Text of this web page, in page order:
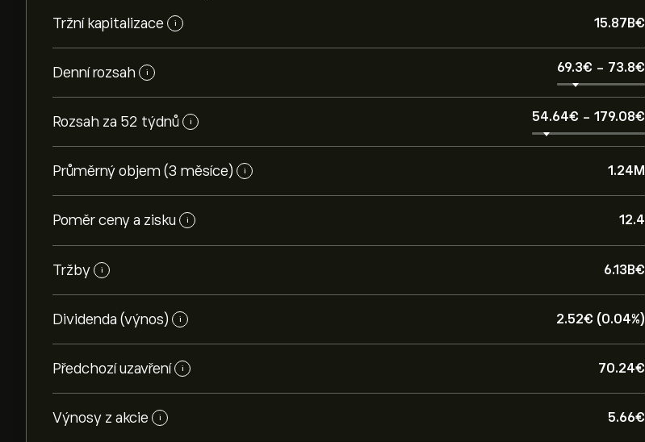
Tržní kapitalizace i 15.87B‎€‎
Denní rozsah i 69.3‎€‎ - 73.8‎€‎
Rozsah za 52 týdnů i 54.64‎€‎ - 179.08‎€‎
Průměrný objem (3 měsíce) i 1.24M
Poměr ceny a zisku i 12.4
Tržby i 6.13B‎€‎
Dividenda (výnos) i 2.52‎€‎ (0.04%)
Předchozí uzavření i 70.24‎€‎
Výnosy z akcie i 5.66‎€‎